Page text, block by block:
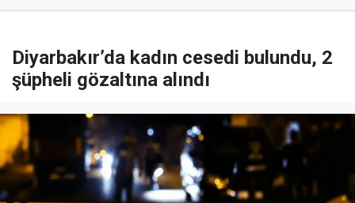
Diyarbakır’da kadın cesedi bulundu, 2
şüpheli gözaltına alındı